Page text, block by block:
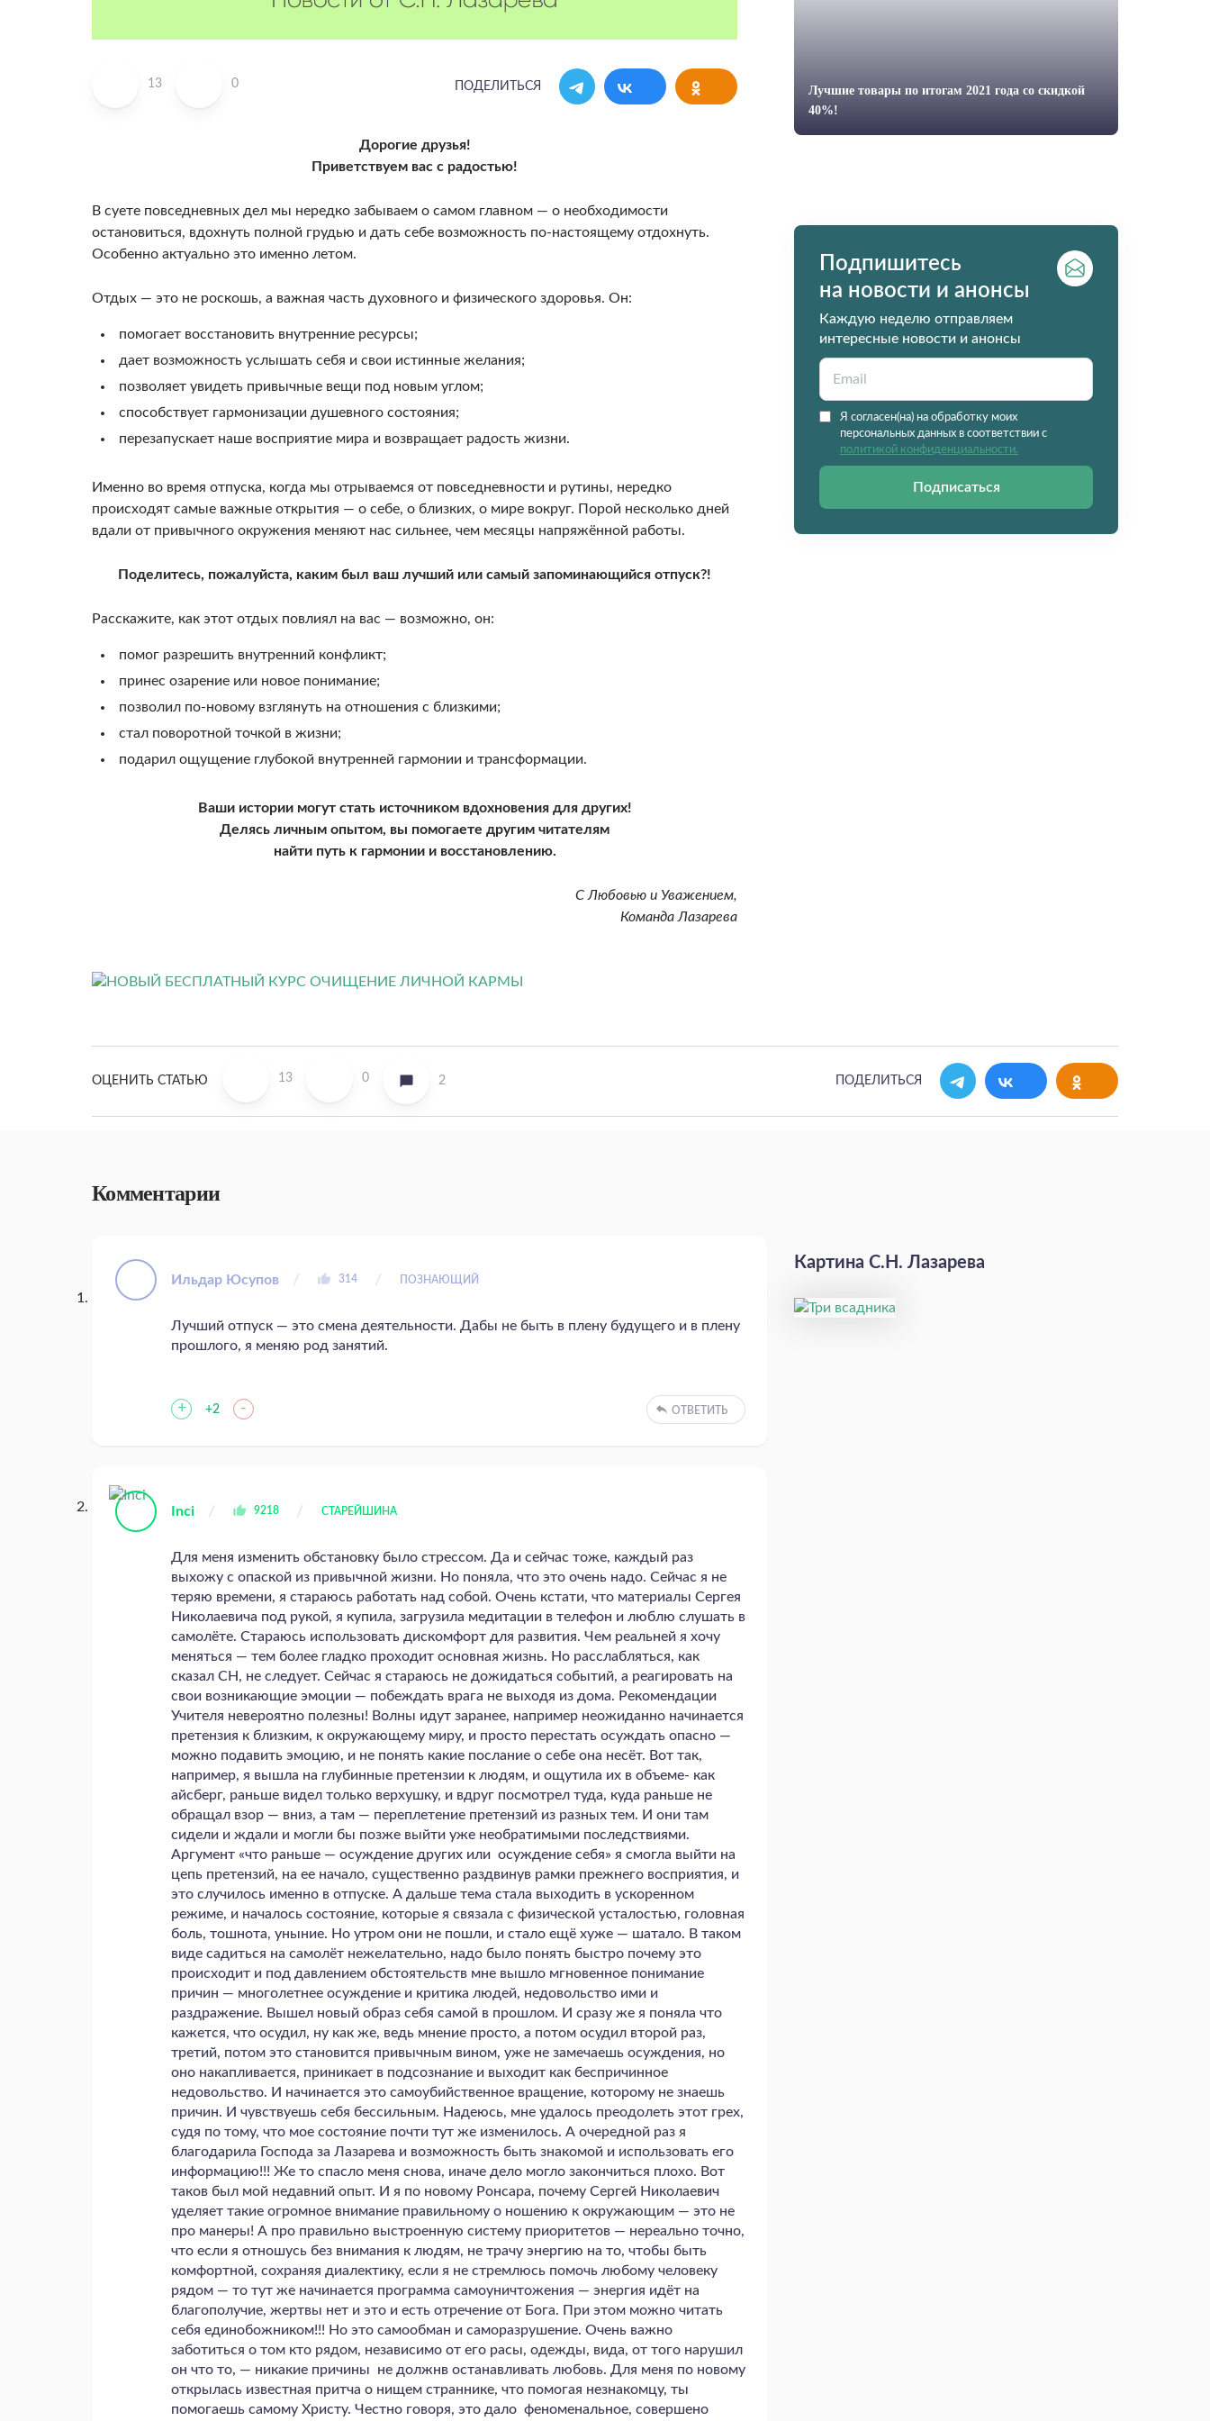
13 0 ПОДЕЛИТЬСЯ
Дорогие друзья!
Приветствуем вас с радостью!
В суете повседневных дел мы нередко забываем о самом главном — о необходимости
остановиться, вдохнуть полной грудью и дать себе возможность по‑настоящему отдохнуть.
Особенно актуально это именно летом.
Отдых — это не роскошь, а важная часть духовного и физического здоровья. Он:
помогает восстановить внутренние ресурсы;
дает возможность услышать себя и свои истинные желания;
позволяет увидеть привычные вещи под новым углом;
способствует гармонизации душевного состояния;
перезапускает наше восприятие мира и возвращает радость жизни.
Именно во время отпуска, когда мы отрываемся от повседневности и рутины, нередко
происходят самые важные открытия — о себе, о близких, о мире вокруг. Порой несколько дней
вдали от привычного окружения меняют нас сильнее, чем месяцы напряжённой работы.
Поделитесь, пожалуйста, каким был ваш лучший или самый запоминающийся отпуск?!
Расскажите, как этот отдых повлиял на вас — возможно, он:
помог разрешить внутренний конфликт;
принес озарение или новое понимание;
позволил по‑новому взглянуть на отношения с близкими;
стал поворотной точкой в жизни;
подарил ощущение глубокой внутренней гармонии и трансформации.
Ваши истории могут стать источником вдохновения для других!
Делясь личным опытом, вы помогаете другим читателям
найти путь к гармонии и восстановлению.
С Любовью и Уважением,
Команда Лазарева
Лучшие товары по итогам 2021 года со скидкой
40%!
Подпишитесь
на новости и анонсы
Каждую неделю отправляем
интересные новости и анонсы
Я согласен(на) на обработку моих
персональных данных в соответствии с
политикой конфиденциальности.
Подписаться
ОЦЕНИТЬ СТАТЬЮ 13 0 2 ПОДЕЛИТЬСЯ
Комментарии
Ильдар Юсупов 314 ПОЗНАЮЩИЙ
Лучший отпуск — это смена деятельности. Дабы не быть в плену будущего и в плену
прошлого, я меняю род занятий.
+ +2 - ОТВЕТИТЬ
Inci 9218 СТАРЕЙШИНА
Для меня изменить обстановку было стрессом. Да и сейчас тоже, каждый раз
выхожу с опаской из привычной жизни. Но поняла, что это очень надо. Сейчас я не
теряю времени, я стараюсь работать над собой. Очень кстати, что материалы Сергея
Николаевича под рукой, я купила, загрузила медитации в телефон и люблю слушать в
самолёте. Стараюсь использовать дискомфорт для развития. Чем реальней я хочу
меняться — тем более гладко проходит основная жизнь. Но расслабляться, как
сказал СН, не следует. Сейчас я стараюсь не дожидаться событий, а реагировать на
свои возникающие эмоции — побеждать врага не выходя из дома. Рекомендации
Учителя невероятно полезны! Волны идут заранее, например неожиданно начинается
претензия к близким, к окружающему миру, и просто перестать осуждать опасно —
можно подавить эмоцию, и не понять какие послание о себе она несёт. Вот так,
например, я вышла на глубинные претензии к людям, и ощутила их в объеме- как
айсберг, раньше видел только верхушку, и вдруг посмотрел туда, куда раньше не
обращал взор — вниз, а там — переплетение претензий из разных тем. И они там
сидели и ждали и могли бы позже выйти уже необратимыми последствиями.
Аргумент «что раньше — осуждение других или осуждение себя» я смогла выйти на
цепь претензий, на ее начало, существенно раздвинув рамки прежнего восприятия, и
это случилось именно в отпуске. А дальше тема стала выходить в ускоренном
режиме, и началось состояние, которые я связала с физической усталостью, головная
боль, тошнота, уныние. Но утром они не пошли, и стало ещё хуже — шатало. В таком
виде садиться на самолёт нежелательно, надо было понять быстро почему это
происходит и под давлением обстоятельств мне вышло мгновенное понимание
причин — многолетнее осуждение и критика людей, недовольство ими и
раздражение. Вышел новый образ себя самой в прошлом. И сразу же я поняла что
кажется, что осудил, ну как же, ведь мнение просто, а потом осудил второй раз,
третий, потом это становится привычным вином, уже не замечаешь осуждения, но
оно накапливается, приникает в подсознание и выходит как беспричинное
недовольство. И начинается это самоубийственное вращение, которому не знаешь
причин. И чувствуешь себя бессильным. Надеюсь, мне удалось преодолеть этот грех,
судя по тому, что мое состояние почти тут же изменилось. А очередной раз я
благодарила Господа за Лазарева и возможность быть знакомой и использовать его
информацию!!! Же то спасло меня снова, иначе дело могло закончиться плохо. Вот
таков был мой недавний опыт. И я по новому Ронсара, почему Сергей Николаевич
уделяет такие огромное внимание правильному о ношению к окружающим — это не
про манеры! А про правильно выстроенную систему приоритетов — нереально точно,
что если я отношусь без внимания к людям, не трачу энергию на то, чтобы быть
комфортной, сохраняя диалектику, если я не стремлюсь помочь любому человеку
рядом — то тут же начинается программа самоуничтожения — энергия идёт на
благополучие, жертвы нет и это и есть отречение от Бога. При этом можно читать
себя единобожником!!! Но это самообман и саморазрушение. Очень важно
заботиться о том кто рядом, независимо от его расы, одежды, вида, от того нарушил
он что то, — никакие причины не должнв останавливать любовь. Для меня по новому
открылась известная притча о нищем страннике, что помогая незнакомцу, ты
помогаешь самому Христу. Честно говоря, это дало феноменальное, совершено
Картина С.Н. Лазарева